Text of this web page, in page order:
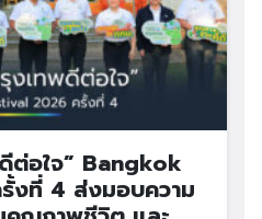
ต่อใจ” Bangkok
งที่ 4 ส่งมอบความ